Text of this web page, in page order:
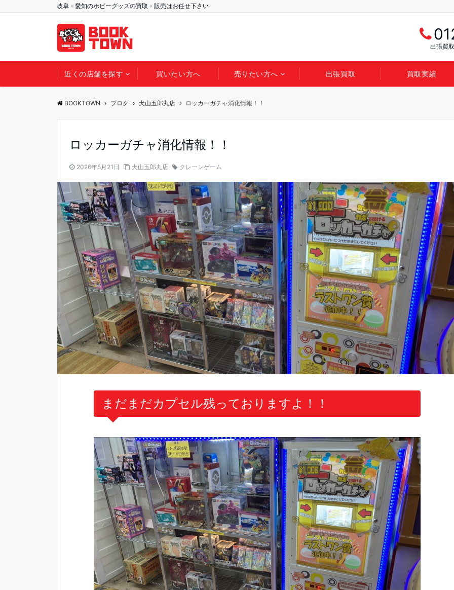
岐阜・愛知のホビーグッズの買取・販売はお任せ下さい
出張買
近くの店舗を探す 買いたい方へ 売りたい方へ 出張買取 買取実績
BOOKTOWN ブログ 犬山五郎丸店 ロッカーガチャ消化情報！！
ロッカーガチャ消化情報！！
2026年5月21日 犬山五郎丸店 クレーンゲーム
まだまだカプセル残っておりますよ！！